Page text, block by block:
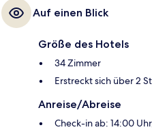
Auf einen Blick
Größe des Hotels
34 Zimmer
Erstreckt sich über 2
Anreise/Abreise
Check-in ab: 14:00